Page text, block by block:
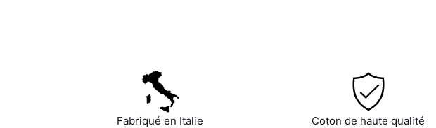
Fabriqué en Italie Coton de haute qualité